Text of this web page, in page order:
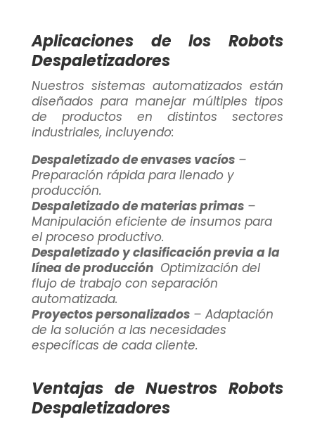
Aplicaciones de los Robots
Despaletizadores
Nuestros sistemas automatizados están
diseñados para manejar múltiples tipos
de productos en distintos sectores
industriales, incluyendo:
Despaletizado de envases vacíos–
Preparación rápida para llenado y
producción.
Despaletizado de materias primas–
Manipulación eficiente de insumos para
el proceso productivo.
Despaletizado y clasificación previa a la
línea de producciónOptimización del
flujo de trabajo con separación
automatizada.
Proyectos personalizados– Adaptación
de la solución a las necesidades
específicas de cada cliente.
Ventajas de Nuestros Robots
Despaletizadores